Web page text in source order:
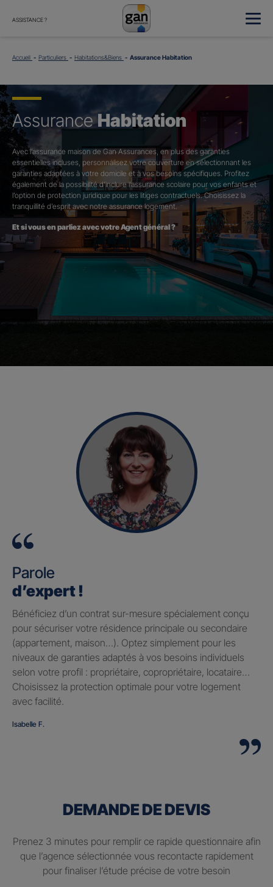
ASSISTANCE ?
Accueil Particuliers Habitations&Biens Assurance Habitation
AssuranceHabitation
Avec l’assurance maison de Gan Assurances, en plus des garanties
essentielles incluses, personnalisez votre couverture en sélectionnant les
garanties adaptées à votre domicile et à vos besoins spécifiques. Profitez
également de la possibilité d’inclure l’assurance scolaire pour vos enfants et
l’option de protection juridique pour les litiges contractuels. Choisissez la
tranquillité d’esprit avec notre assurance logement.
Et si vous en parliez avec votre Agent général ?
Parole
d’expert !
Bénéficiez d’un contrat sur-mesure spécialement conçu
pour sécuriser votre résidence principale ou secondaire
(appartement, maison…). Optez simplement pour les
niveaux de garanties adaptés à vos besoins individuels
selon votre profil : propriétaire, copropriétaire, locataire…
Choisissez la protection optimale pour votre logement
avec facilité.
Isabelle F.
DEMANDE DE DEVIS
Prenez 3 minutes pour remplir ce rapide questionnaire afin
que l’agence sélectionnée vous recontacte rapidement
pour finaliser l’étude précise de votre besoin